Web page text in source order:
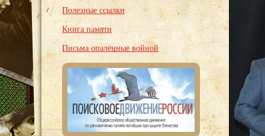
Полезные ссылки
Книга памяти
Письма опалённые войной